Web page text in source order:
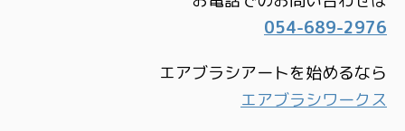
054-689-2976
エアブラシアートを始めるなら
エアブラシワークス